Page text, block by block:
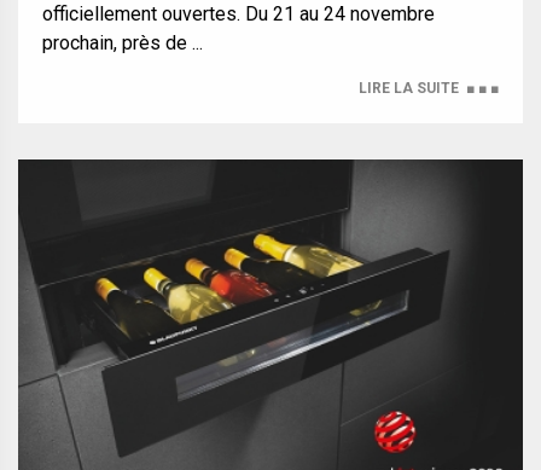
officiellement ouvertes. Du 21 au 24 novembre
prochain, près de ...
LIRE LA SUITE ■ ■ ■